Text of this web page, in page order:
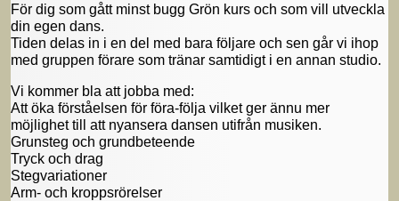
För dig som gått minst bugg Grön kurs och som vill utveckla
din egen dans.
Tiden delas in i en del med bara följare och sen går vi ihop
med gruppen förare som tränar samtidigt i en annan studio.
Vi kommer bla att jobba med:
Att öka förståelsen för föra-följa vilket ger ännu mer
möjlighet till att nyansera dansen utifrån musiken.
Grunsteg och grundbeteende
Tryck och drag
Stegvariationer
Arm- och kroppsrörelser